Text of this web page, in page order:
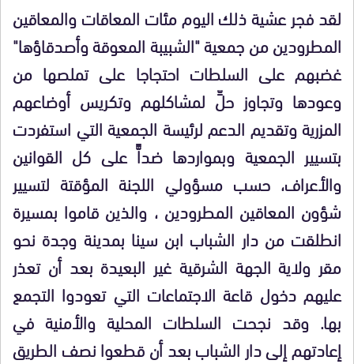
لقد فجر عشية ذلك اليوم مئات المعاقات والمعاقين
المطرودين من جمعية "الشبيبة المعوقة وأصدقاؤها"
غضبهم على السلطات احتجاجا على تملصها من
وعودها وتجاوز حلِّ لمشاكلهم وتكريس أوضاعهم
المزرية وتقديم الدعم لرئيسة الجمعية التي استفردت
بتسيير الجمعية وبمواردها ضداًّ على كل القوانين
والأعراف، حسب مسؤولي اللجنة المؤقتة لتسيير
شؤون المعاقين المطرودين ، والذين قاموا بمسيرة
انطلقت من دار الشباب ابن سينا بمدينة وجدة نحو
مقر ولاية الجهة الشرقية غير البعيدة بعد أن تعذر
عليهم دخول قاعة الاجتماعات التي تعودوا التجمع
بها. وقد نجحت السلطات المحلية والأمنية في
إعادتهم إلى دار الشباب بعد أن قطعوا نصف الطريق